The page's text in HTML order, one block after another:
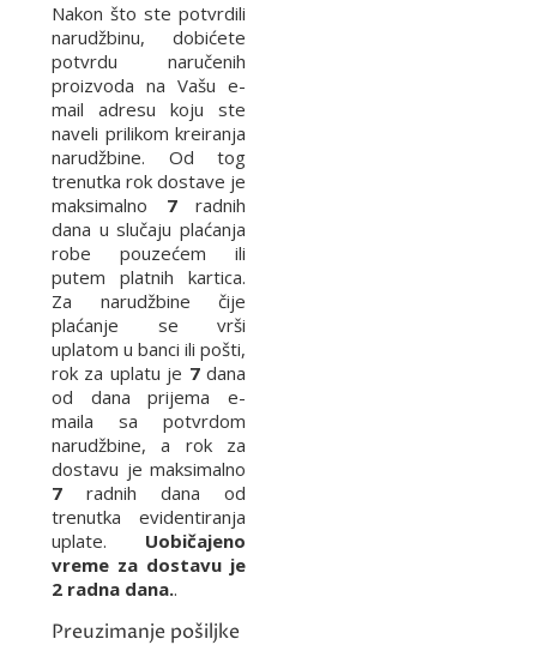
Nakon što ste potvrdili
narudžbinu, dobićete
potvrdu naručenih
proizvoda na Vašu e-
mail adresu koju ste
naveli prilikom kreiranja
narudžbine. Od tog
trenutka rok dostave je
maksimalno 7radnih
dana u slučaju plaćanja
robe pouzećem ili
putem platnih kartica.
Za narudžbine čije
plaćanje se vrši
uplatom u banci ili pošti,
rok za uplatu je 7dana
od dana prijema e-
maila sa potvrdom
narudžbine, a rok za
dostavu je maksimalno
7 radnih dana od
trenutka evidentiranja
uplate. Uobičajeno
vreme za dostavu je
2 radna dana..
Preuzimanje pošiljke